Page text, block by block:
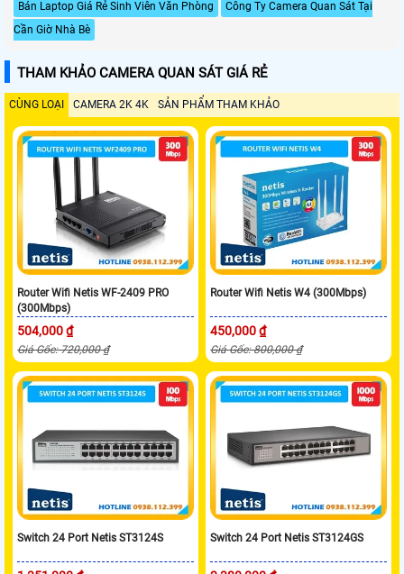
Bán Laptop Giá Rẻ Sinh Viên Văn Phòng
Công Ty Camera Quan Sát Tại
Cần Giờ Nhà Bè
THAM KHẢO CAMERA QUAN SÁT GIÁ RẺ
CÙNG LOẠI CAMERA 2K 4K SẢN PHẨM THAM KHẢO
Router Wifi Netis WF-2409 PRO
(300Mbps)
504,000 ₫
Giá Gốc: 720,000 ₫
Router Wifi Netis W4 (300Mbps)
450,000 ₫
Giá Gốc: 800,000 ₫
Switch 24 Port Netis ST3124S Switch 24 Port Netis ST3124GS